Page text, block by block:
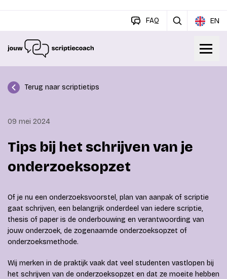
FAQ EN
Terug naar scriptietips
09 mei 2024
Tips bij het schrijven van je
onderzoeksopzet
Of je nu een onderzoeksvoorstel, plan van aanpak of scriptie
gaat schrijven, een belangrijk onderdeel van iedere scriptie,
thesis of paper is de onderbouwing en verantwoording van
jouw onderzoek, de zogenaamde onderzoeksopzet of
onderzoeksmethode.
Wij merken in de praktijk vaak dat veel studenten vastlopen bij
het schrijven van de onderzoeksopzet en dat ze moeite hebben